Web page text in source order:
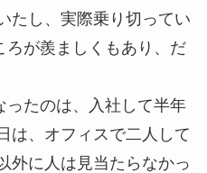
たし、実際乗り切ってい
ろが羨ましくもあり、だ
たのは、入社して半年
は、オフィスで二人して
外に人は見当たらなかっ